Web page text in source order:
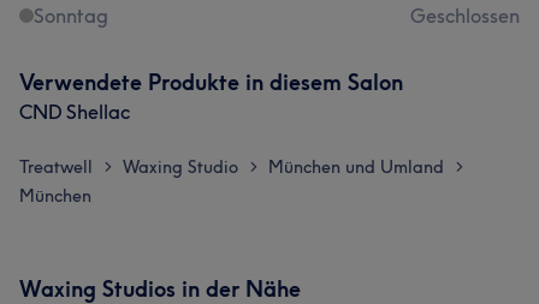
Sonntag
Geschlossen
Verwendete Produkte in diesem Salon
CND Shellac
Treatwell > Waxing Studio > München und Umland >
München
Waxing Studios in der Nähe